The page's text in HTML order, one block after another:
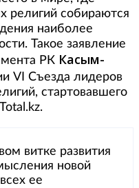
религий собираются
наиболее
Такое заявление
РК Касым-
VI Съезда лидеров
стартовавшего
витке развития
новой
ее